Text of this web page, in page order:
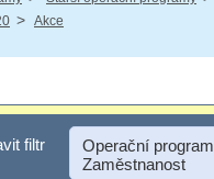
/ Akce
filtr
filtr
Operační program
Zaměstnanost